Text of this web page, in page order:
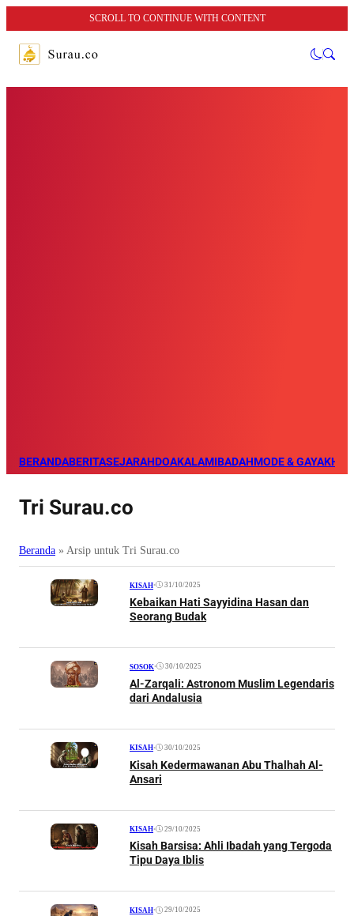
SCROLL TO CONTINUE WITH CONTENT
BERANDABERITASEJARAHDOAKALAMIBADAHMODE & GAYA
Tri Surau.co
Beranda » Arsip untuk Tri Surau.co
KISAH• 31/10/2025
Kebaikan Hati Sayyidina Hasan dan
Seorang Budak
SOSOK• 30/10/2025
Al-Zarqali: Astronom Muslim Legendaris
dari Andalusia
KISAH• 30/10/2025
Kisah Kedermawanan Abu Thalhah Al-
Ansari
KISAH• 29/10/2025
Kisah Barsisa: Ahli Ibadah yang Tergoda
Tipu Daya Iblis
KISAH• 29/10/2025